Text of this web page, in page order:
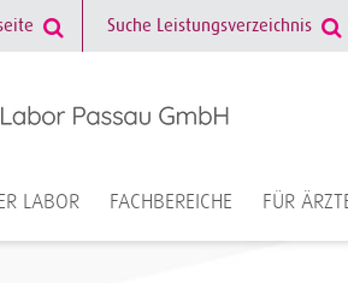
LABOR FACHBEREICHE FÜR